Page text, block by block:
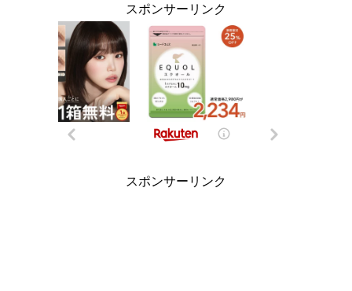
スポンサーリンク
スポンサーリンク